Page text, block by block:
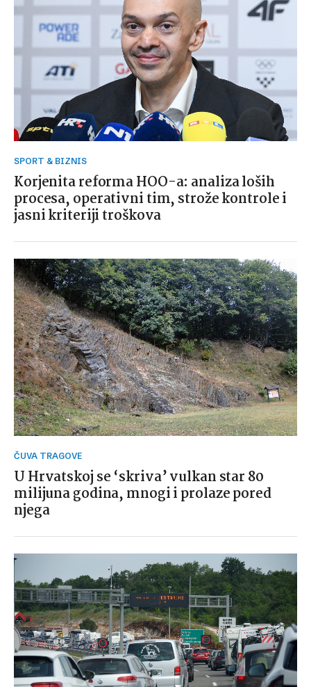
SPORT & BIZNIS
Korjenita reforma HOO-a: analiza loših
procesa, operativni tim, strože kontrole i
jasni kriteriji troškova
ČUVA TRAGOVE
U Hrvatskoj se ‘skriva’ vulkan star 80
milijuna godina, mnogi i prolaze pored
njega